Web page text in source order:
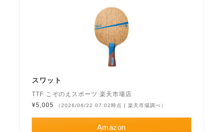
スワット
TTF こぞのえスポーツ 楽天市場店
¥5,005
（2026/06/22 07:02時点 | 楽天市場調べ）
Amazon